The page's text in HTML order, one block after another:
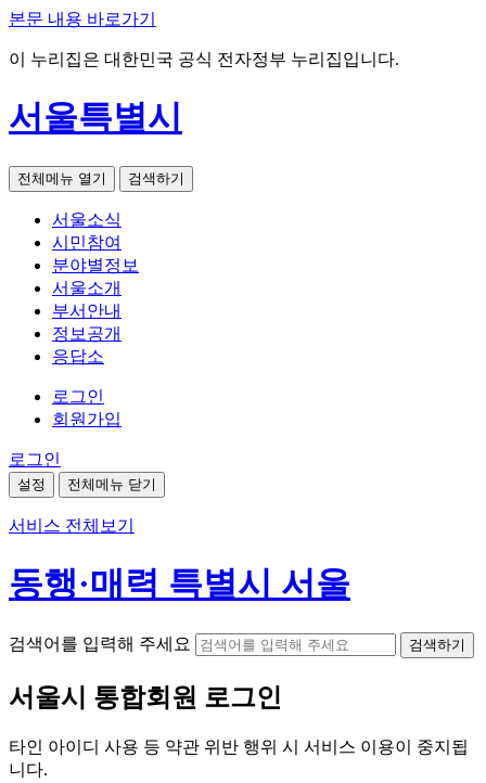
본문 내용 바로가기
이 누리집은 대한민국 공식 전자정부 누리집입니다.
서울특별시
전체메뉴 열기 검색하기
서울소식
시민참여
분야별정보
서울소개
부서안내
정보공개
응답소
로그인
회원가입
로그인
설정 전체메뉴 닫기
서비스 전체보기
동행·매력 특별시 서울
검색어를 입력해 주세요 검색하기
서울시 통합회원 로그인
타인 아이디 사용 등 약관 위반 행위 시 서비스 이용이 중지됩
니다.